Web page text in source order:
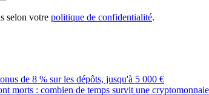
selon votre politique de confidentialité.
de 8 % sur les dépôts, jusqu'à 5 000 €
morts : combien de temps survit une